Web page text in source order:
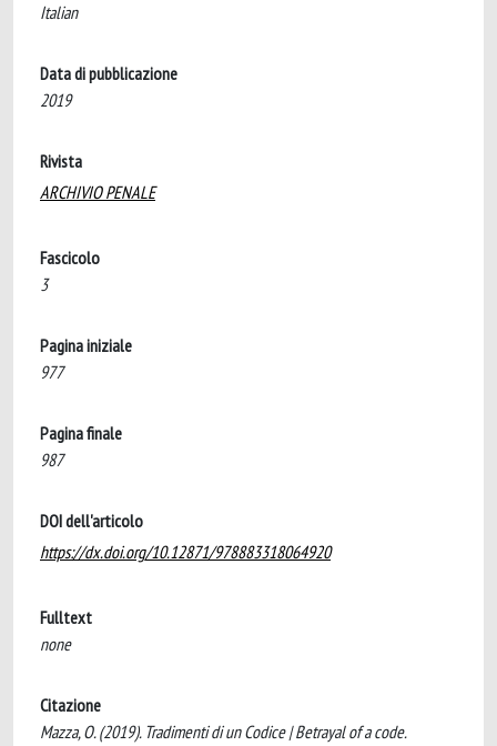
Italian
Data di pubblicazione
2019
Rivista
ARCHIVIO PENALE
Fascicolo
3
Pagina iniziale
977
Pagina finale
987
DOI dell'articolo
https://dx.doi.org/10.12871/978883318064920
Fulltext
none
Citazione
Mazza, O. (2019). Tradimenti di un Codice | Betrayal of a code.